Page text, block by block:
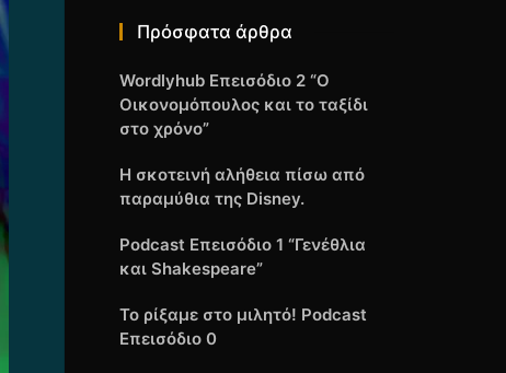
Πρόσφατα άρθρα
Wordlyhub Επεισόδιο 2 “Ο
Οικονομόπουλος και το ταξίδι
στο χρόνο”
Η σκοτεινή αλήθεια πίσω από
παραμύθια της Disney.
Podcast Επεισόδιο 1 “Γενέθλια
και Shakespeare”
Το ρίξαμε στο μιλητό! Podcast
Επεισόδιο 0